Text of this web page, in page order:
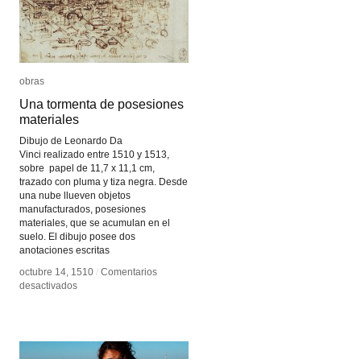
obras
Una tormenta de posesiones
materiales
Dibujo de Leonardo Da
Vinci realizado entre 1510 y 1513,
sobre papel de 11,7 x 11,1 cm,
trazado con pluma y tiza negra. Desde
una nube llueven objetos
manufacturados, posesiones
materiales, que se acumulan en el
suelo. El dibujo posee dos
anotaciones escritas
octubre 14, 1510 / Comentarios
desactivadosen
posesiones
materiales
obras
Una tormenta de posesiones
materiales
octubre 14, 1510 / Comentarios
desactivadosen
posesiones
materiales